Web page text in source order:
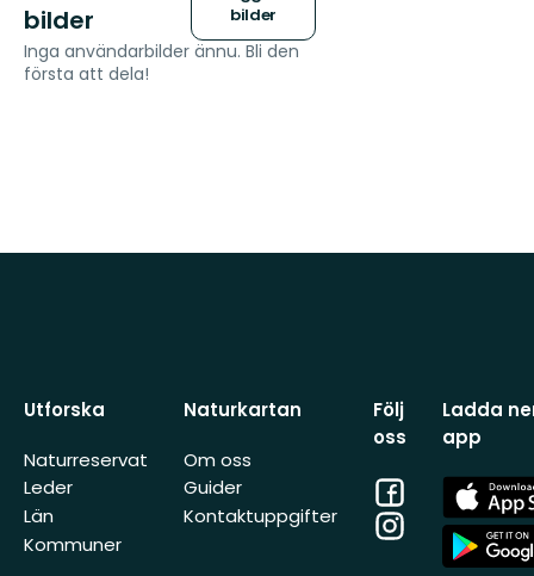
bilder
bilder
Inga användarbilder ännu. Bli den
första att dela!
Utforska
Naturreservat
Leder
Län
Kommuner
Naturkartan
Om oss
Guider
Kontaktuppgifter
Följ
oss
Facebook
Instagram
Ladda
app
App
Store
App
Store